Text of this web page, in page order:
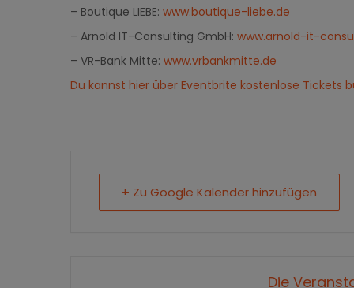
– Boutique LIEBE: www.boutique-liebe.de
– Arnold IT-Consulting GmbH: www.arnold-it-
– VR-Bank Mitte: www.vrbankmitte.de
Du kannst hier über Eventbrite kostenlose Tickets
+ Zu Google Kalender hinzufügen
Die